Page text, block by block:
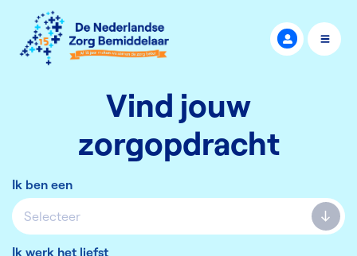
Vind jouw
zorgopdracht
Ik ben een
Ik werk het liefst